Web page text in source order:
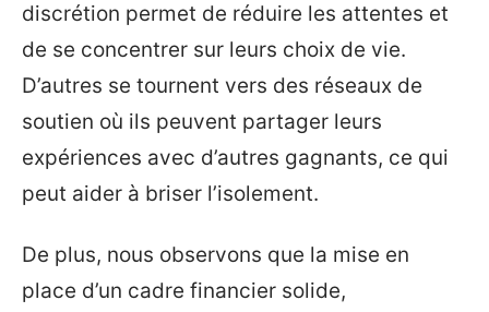
discrétion permet de réduire les attentes et
de se concentrer sur leurs choix de vie.
D’autres se tournent vers des réseaux de
soutien où ils peuvent partager leurs
expériences avec d’autres gagnants, ce qui
peut aider à briser l’isolement.
De plus, nous observons que la mise en
place d’un cadre financier solide,